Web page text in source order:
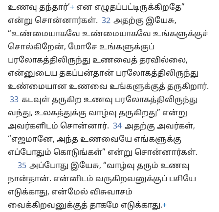
உணவு தந்தார்’+ என எழுதப்பட்டிருக்கிறதே”
என்று சொன்னார்கள். 32 அதற்கு இயேசு,
“உண்மையாகவே உண்மையாகவே உங்களுக்குச்
சொல்கிறேன், மோசே உங்களுக்குப்
பரலோகத்திலிருந்து உணவைத் தரவில்லை,
என்னுடைய தகப்பன்தான் பரலோகத்திலிருந்து
உண்மையான உணவை உங்களுக்குத் தருகிறார்.
33 கடவுள் தருகிற உணவு பரலோகத்திலிருந்து
வந்து, உலகத்துக்கு வாழ்வு தருகிறது” என்று
அவர்களிடம் சொன்னார். 34 அதற்கு அவர்கள்,
“எஜமானே, அந்த உணவையே எங்களுக்கு
எப்போதும் கொடுங்கள்” என்று சொன்னார்கள்.
35 அப்போது இயேசு, “வாழ்வு தரும் உணவு
நான்தான். என்னிடம் வருகிறவனுக்குப் பசியே
எடுக்காது, என்மேல் விசுவாசம்
வைக்கிறவனுக்குத் தாகமே எடுக்காது.+